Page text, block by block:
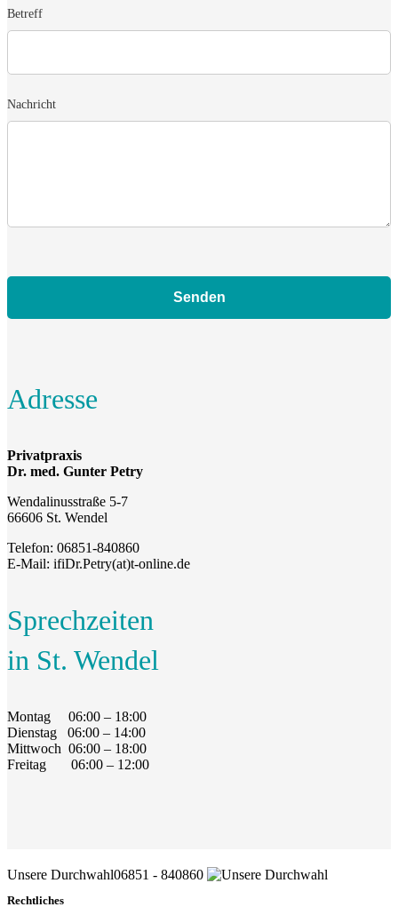
Betreff
Nachricht
Adresse
Privatpraxis
Dr. med. Gunter Petry
Wendalinusstraße 5-7
66606 St. Wendel
Telefon: 06851-840860
E-Mail: ifiDr.Petry(at)t-online.de
Sprechzeiten
in St. Wendel
Montag 06:00 – 18:00
Dienstag
06:00 – 14:00
Mittwoch 06:00 – 18:00
Freitag 06:00 – 12:00
Unsere Durchwahl06851 - 840860
Rechtliches